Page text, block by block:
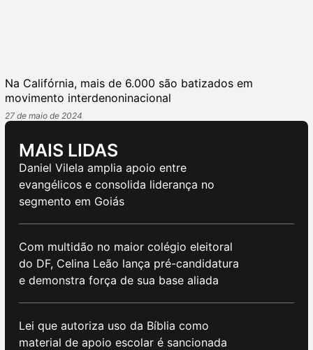
Na Califórnia, mais de 6.000 são batizados em
movimento interdenoninacional
27 de maio de 2024
MAIS LIDAS
Daniel Vilela amplia apoio entre
evangélicos e consolida liderança no
segmento em Goiás
Com multidão no maior colégio eleitoral
do DF, Celina Leão lança pré-candidatura
e demonstra força de sua base aliada
Lei que autoriza uso da Bíblia como
material de apoio escolar é sancionada